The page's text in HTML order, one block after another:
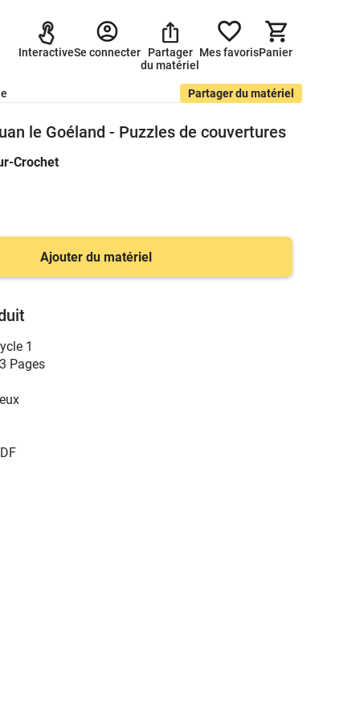
InteractiveSe connecter
Partager
du matériel
Mes favorisPanier
Partager du matériel
le Goéland - Puzzles de couvertures
Crochet
Ajouter du matériel
1
Pages